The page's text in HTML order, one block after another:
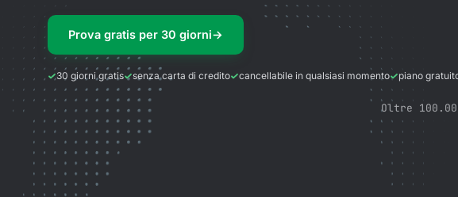
Prova gratis per 30 giorni→
30 giorni gratis senza carta di credito cancellabile in qualsiasi momento piano
Oltre